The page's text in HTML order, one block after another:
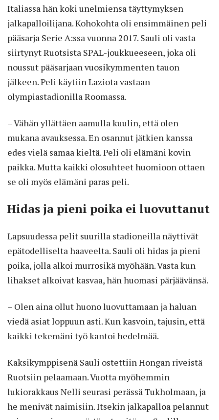
Italiassa hän koki unelmiensa täyttymyksen
jalkapalloilijana. Kohokohta oli ensimmäinen peli
pääsarja Serie A:ssa vuonna 2017. Sauli oli vasta
siirtynyt Ruotsista SPAL-joukkueeseen, joka oli
noussut pääsarjaan vuosikymmenten tauon
jälkeen. Peli käytiin Laziota vastaan
olympiastadionilla Roomassa.
– Vähän yllättäen aamulla kuulin, että olen
mukana avauksessa. En osannut jätkien kanssa
edes vielä samaa kieltä. Peli oli elämäni kovin
paikka. Mutta kaikki olosuhteet huomioon ottaen
se oli myös elämäni paras peli.
Hidas ja pieni poika ei luovuttanut
Lapsuudessa pelit suurilla stadioneilla näyttivät
epätodelliselta haaveelta. Sauli oli hidas ja pieni
poika, jolla alkoi murrosikä myöhään. Vasta kun
lihakset alkoivat kasvaa, hän huomasi pärjäävänsä.
– Olen aina ollut huono luovuttamaan ja haluan
viedä asiat loppuun asti. Kun kasvoin, tajusin, että
kaikki tekemäni työ kantoi hedelmää.
Kaksikymppisenä Sauli ostettiin Hongan riveistä
Ruotsiin pelaamaan. Vuotta myöhemmin
lukiorakkaus Nelli seurasi perässä Tukholmaan, ja
he menivät naimisiin. Itsekin jalkapalloa pelannut